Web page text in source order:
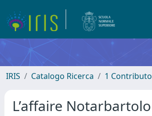
IRIS Catalogo Ricerca 1
L’affaire